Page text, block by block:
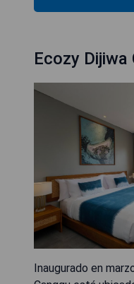
Ecozy Dijiwa
Inaugurado en